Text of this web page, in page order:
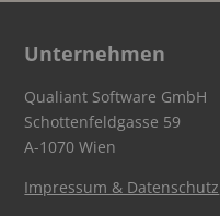
Unternehmen
Qualiant Software GmbH
Schottenfeldgasse 59
A-1070 Wien
Impressum & Datenschutz